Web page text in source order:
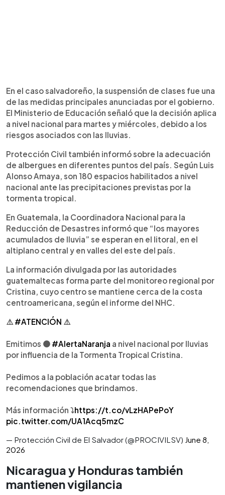
En el caso salvadoreño, la suspensión de clases fue una
de las medidas principales anunciadas por el gobierno.
El Ministerio de Educación señaló que la decisión aplica
a nivel nacional para martes y miércoles, debido a los
riesgos asociados con las lluvias.
Protección Civil también informó sobre la adecuación
de albergues en diferentes puntos del país. Según Luis
Alonso Amaya, son 180 espacios habilitados a nivel
nacional ante las precipitaciones previstas por la
tormenta tropical.
En Guatemala, la Coordinadora Nacional para la
Reducción de Desastres informó que “los mayores
acumulados de lluvia” se esperan en el litoral, en el
altiplano central y en valles del este del país.
La información divulgada por las autoridades
guatemaltecas forma parte del monitoreo regional por
Cristina, cuyo centro se mantiene cerca de la costa
centroamericana, según el informe del NHC.
⚠️ #ATENCIÓN ⚠️
Emitimos 🟠 #AlertaNaranja a nivel nacional por lluvias
por influencia de la Tormenta Tropical Cristina.
Pedimos a la población acatar todas las
recomendaciones que brindamos.
Más información ⤵️https://t.co/vLzHAPePoY
pic.twitter.com/UA1Acq5mzC
— Protección Civil de El Salvador (@PROCIVILSV) June 8,
2026
Nicaragua y Honduras también
mantienen vigilancia